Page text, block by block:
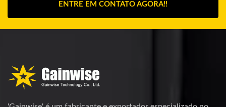
ENTRE EM CONTATO AGORA!!